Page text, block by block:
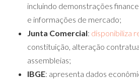
incluindo demonstrações
e informações de mercado;
Junta Comercial: disponibiliza
constituição, alteração
assembleias;
IBGE: apresenta dados